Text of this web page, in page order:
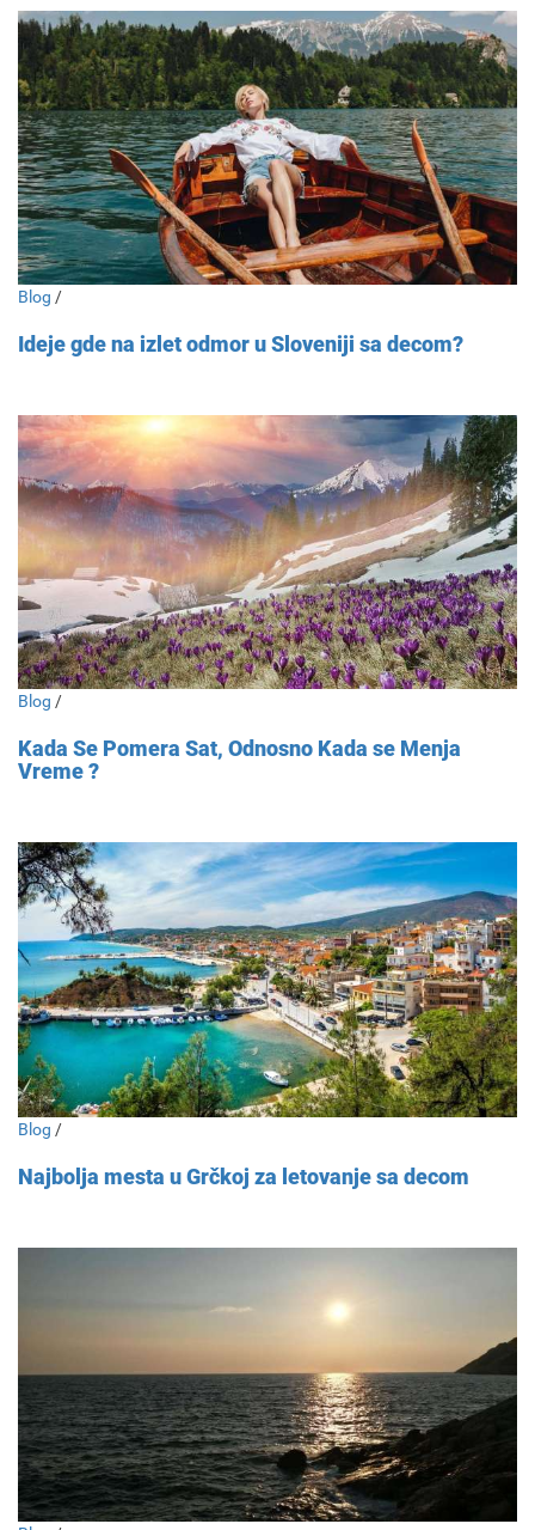
Blog /
Ideje gde na izlet odmor u Sloveniji sa decom?
Blog /
Kada Se Pomera Sat, Odnosno Kada se Menja
Vreme ?
Blog /
Najbolja mesta u Grčkoj za letovanje sa decom